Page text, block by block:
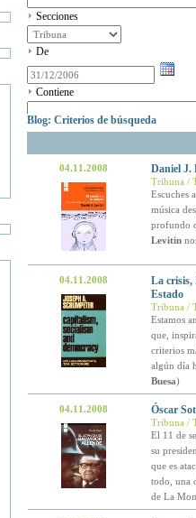
Secciones
De
Contiene
Blog: Criterios de búsqueda
04.11.2008 Daniel J.
Tribuna /
Escuches a
música
profundo
Levitin
04.11.2008
La crisis,
Estado
Tribuna /
Estamos
que,
criterios
algún día
Buesa)
04.11.2008 Óscar
Tribuna /
El 11 de
su
que es
todo, una
de La